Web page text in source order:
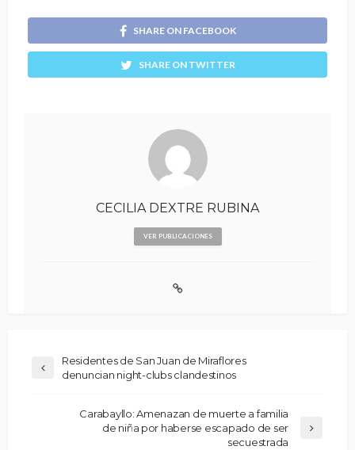
SHARE ON FACEBOOK
SHARE ON TWITTER
CECILIA DEXTRE RUBINA
VER PUBLICACIONES
Residentes de San Juan de Miraflores
denuncian night-clubs clandestinos
Carabayllo: Amenazan de muerte a familia
de niña por haberse escapado de ser
secuestrada